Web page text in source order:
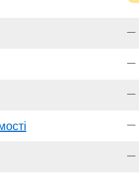
—
—
—
—
—